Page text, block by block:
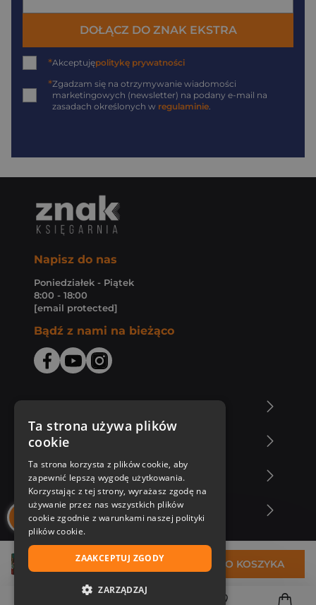
16,99 zł DO KOSZYKA
DOŁĄCZ DO ZNAK EKSTRA
*Akceptujępolitykę prywatności
*Zgadzam się na otrzymywanie wiadomości
marketingowych (newsletter) na podany e-mail na
zasadach określonych w regulaminie.
Napisz do nas
Poniedziałek - Piątek
8:00 - 18:00
[email protected]
Bądź z nami na bieżąco
Zakupy u nas
Nasza oferta
Nasi autorzy
Ta strona używa plików
cookie
Ta strona korzysta z plików cookie, aby
zapewnić lepszą wygodę użytkowania.
Korzystając z tej strony, wyrażasz zgodę na
używanie przez nas wszystkich plików
cookie zgodnie z warunkami naszej polityki
plików cookie.
ZAAKCEPTUJ ZGODY
ZARZĄDZAJ